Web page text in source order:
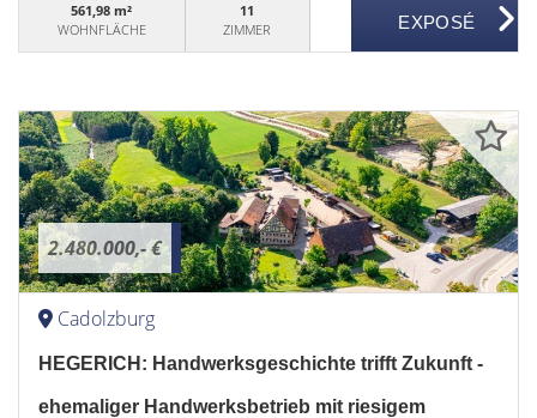
561,98 m²
WOHNFLÄCHE
11
ZIMMER
2.480.000,- €
Cadolzburg
HEGERICH: Handwerksgeschichte trifft Zukunft -
ehemaliger Handwerksbetrieb mit riesigem